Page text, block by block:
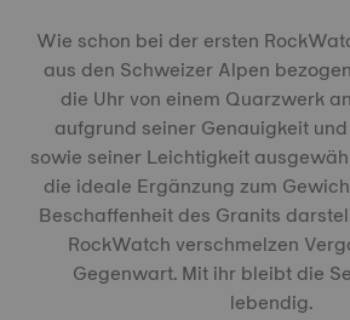
Wie schon bei der ersten
aus den Schweizer Alpen
die Uhr von einem Quarzwerk
aufgrund seiner Genauigkeit
sowie seiner Leichtigkeit
die ideale Ergänzung zum
Beschaffenheit des Granits
RockWatch verschmelzen
Gegenwart. Mit ihr bleibt die
lebendig.